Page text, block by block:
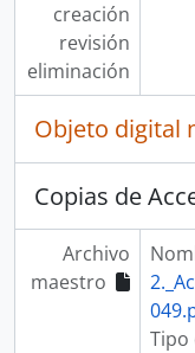
creación
revisión
eliminación
Objeto digital
Copias de
Archivo
maestro
Tipo